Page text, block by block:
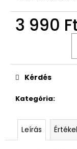
3 990
Kategória:
Kérdés
Leírás